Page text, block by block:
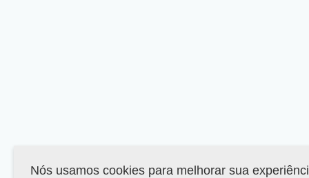
Nós usamos cookies para melhorar sua